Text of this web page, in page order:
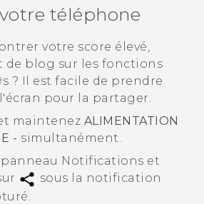
téléphone
votre score élevé,
de blog sur les fonctions
? Il est facile de prendre
pour la partager.
maintenez ALIMENTATION
- simultanément.
panneau Notifications et
sous la notification